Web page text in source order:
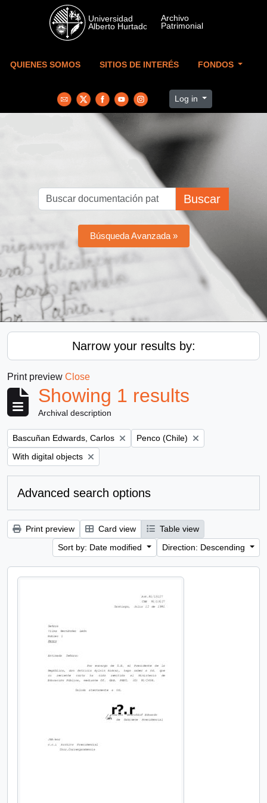
Skip to main content
QUIENES SOMOS SITIOS DE INTERÉS FONDOS
Log in
Buscar
Búsqueda Avanzada »
Narrow your results by:
Print preview Close
Showing 1 results
Archival description
Remove filter:
Bascuñan Edwards, Carlos Remove filter:
Penco (Chile)
Remove filter:
With digital objects
Advanced search options
Print preview Card view
Table view
Sort by: Date modified
Direction: Descending